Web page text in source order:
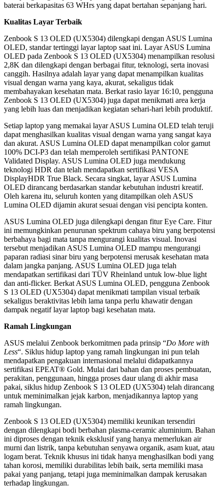
baterai berkapasitas 63 WHrs yang dapat bertahan sepanjang hari.
Kualitas Layar Terbaik
Zenbook S 13 OLED (UX5304) dilengkapi dengan ASUS Lumina
OLED, standar tertinggi layar laptop saat ini. Layar ASUS Lumina
OLED pada Zenbook S 13 OLED (UX5304) menampilkan resolusi
2,8K dan dilengkapi dengan berbagai fitur, teknologi, serta inovasi
canggih. Hasilnya adalah layar yang dapat menampilkan kualitas
visual dengan warna yang kaya, akurat, sekaligus tidak
membahayakan kesehatan mata. Berkat rasio layar 16:10, pengguna
Zenbook S 13 OLED (UX5304) juga dapat menikmati area kerja
yang lebih luas dan menjadikan kegiatan sehari-hari lebih produktif.
Setiap laptop yang memakai layar ASUS Lumina OLED telah teruji
dapat menghasilkan kualitas visual dengan warna yang sangat kaya
dan akurat. ASUS Lumina OLED dapat menampilkan color gamut
100% DCI-P3 dan telah memperoleh sertifikasi PANTONE
Validated Display. ASUS Lumina OLED juga mendukung
teknologi HDR dan telah mendapatkan sertifikasi VESA
DisplayHDR True Black. Secara singkat, layar ASUS Lumina
OLED dirancang berdasarkan standar kebutuhan industri kreatif.
Oleh karena itu, seluruh konten yang ditampilkan oleh ASUS
Lumina OLED dijamin akurat sesuai dengan visi pencipta konten.
ASUS Lumina OLED juga dilengkapi dengan fitur Eye Care. Fitur
ini memungkinkan penurunan spektrum cahaya biru yang berpotensi
berbahaya bagi mata tanpa mengurangi kualitas visual. Inovasi
tersebut menjadikan ASUS Lumina OLED mampu mengurangi
paparan radiasi sinar biru yang berpotensi merusak kesehatan mata
dalam jangka panjang. ASUS Lumina OLED juga telah
mendapatkan sertifikasi dari TÜV Rheinland untuk low-blue light
dan anti-flicker. Berkat ASUS Lumina OLED, pengguna Zenbook
S 13 OLED (UX5304) dapat menikmati tampilan visual terbaik
sekaligus beraktivitas lebih lama tanpa perlu khawatir dengan
dampak negatif layar laptop bagi kesehatan mata.
Ramah Lingkungan
ASUS melalui Zenbook berkomitmen pada prinsip “Do More with
Less“. Siklus hidup laptop yang ramah lingkungan ini pun telah
mendapatkan pengakuan internasional melalui didapatkannya
sertifikasi EPEAT® Gold. Mulai dari bahan dan proses pembuatan,
perakitan, penggunaan, hingga proses daur ulang di akhir masa
pakai, siklus hidup Zenbook S 13 OLED (UX5304) telah dirancang
untuk meminimalkan jejak karbon, menjadikannya laptop yang
ramah lingkungan.
Zenbook S 13 OLED (UX5304) memiliki keunikan tersendiri
dengan dilengkapi bodi berbahan plasma-ceramic aluminium. Bahan
ini diproses dengan teknik eksklusif yang hanya memerlukan air
murni dan listrik, tanpa kebutuhan senyawa organik, asam kuat, atau
logam berat. Teknik khusus ini tidak hanya menghasilkan bodi yang
tahan korosi, memiliki durabilitas lebih baik, serta memiliki masa
pakai yang panjang, tetapi juga meminimalkan dampak kerusakan
terhadap lingkungan.